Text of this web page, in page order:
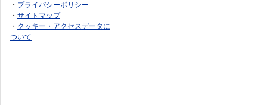
・ プライバシーポリシー
・ サイトマップ
・ クッキー・アクセスデータに
ついて